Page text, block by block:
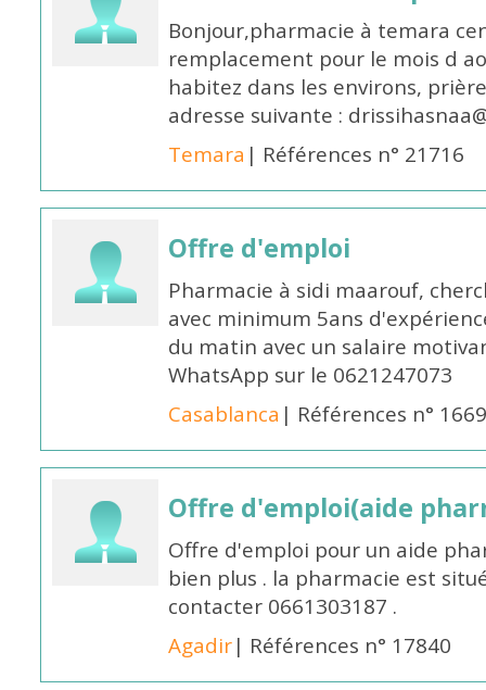
Bonjour,pharmacie à temara
remplacement pour le mois d
habitez dans les environs,
adresse suivante :
Temara | Références n° 21716
Offre d'emploi
Pharmacie à sidi maarouf,
avec minimum 5ans
du matin avec un salaire
WhatsApp sur le 0621247073
Casablanca | Références n°
Offre d'emploi(aide
Offre d'emploi pour un aide
bien plus . la pharmacie est
contacter 0661303187 .
Agadir| Références n° 17840